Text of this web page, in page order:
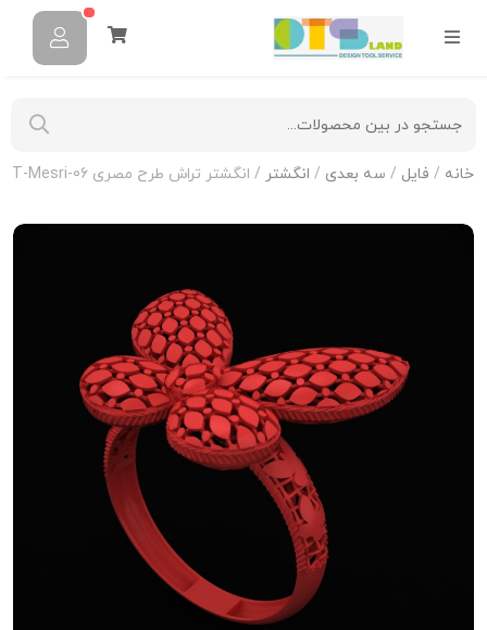
خانه / فایل / سه بعدی / انگشتر / انگشتر تراش طرح مصری R-T-Mesri-06